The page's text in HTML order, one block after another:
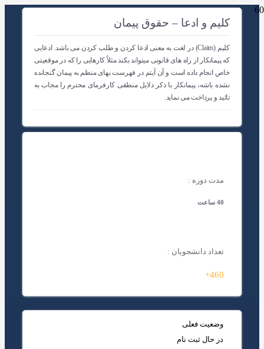
کلیم و ادعا – حقوق پیمان
کلیم (Claim) در لغت به معنی ادعا کردن و طلب کردن می باشد. ادعایی
که پیمانکار از راه های قانونی میتواند بکند مثلاً کارهایی را که در موقعیتی
خاص انجام داده است و آن آیتم در فهرست بهای منظم به پیمان گنجانده
نشده باشه، پیمانکار با ذکر دلایل منطقی کارفرمای محترم را مجاب به
تائید و پرداخت می نماید.
مدت دوره :
40 ساعت
تعداد دانشجویان :
460+
وضعیت فعلی
در حال ثبت نام